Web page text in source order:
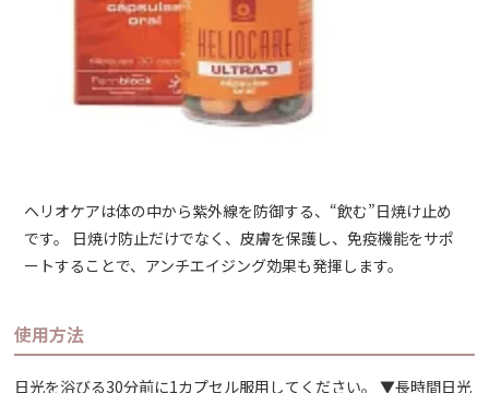
ヘリオケアは体の中から紫外線を防御する、“飲む”日焼け止め
です。 日焼け防止だけでなく、皮膚を保護し、免疫機能をサポ
ートすることで、アンチエイジング効果も発揮します。
使用方法
日光を浴びる30分前に1カプセル服用してください。 ▼長時間日光